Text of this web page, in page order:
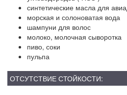
синтетические масла для
морская и солоноватая вода
шампуни для волос
молоко, молочная сыворотка
пиво, соки
пульпа
ОТСУТСТВИЕ СТОЙКОСТИ: